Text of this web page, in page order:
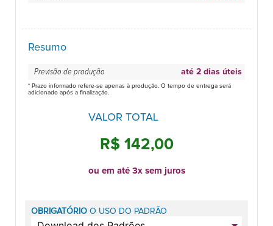
Resumo
Previsão de produção até 2 dias úteis
* Prazo informado refere-se apenas à produção. O tempo de entrega será
adicionado após a finalização.
VALOR TOTAL
R$ 142,00
ou em até 3x sem juros
OBRIGATÓRIO O USO DO PADRÃO